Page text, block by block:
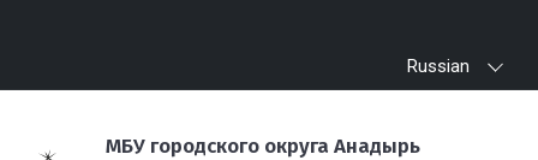
Russian
МБУ городского округа Анадырь